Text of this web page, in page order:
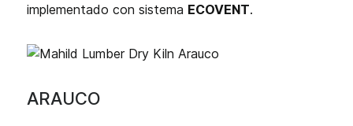
implementado con sistema ECOVENT.
ARAUCO